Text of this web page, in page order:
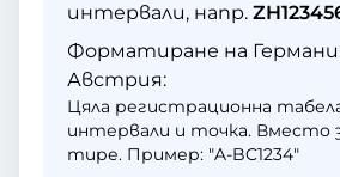
интервали, напр.
Форматиране на
Австрия:
Цяла регистрационна
интервали и точка. Вместо
тире. Пример: "A-BC1234"